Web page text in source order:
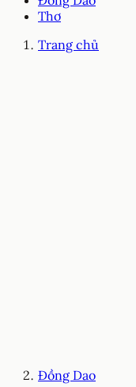
Thơ
Trang chủ
Đồng Dao